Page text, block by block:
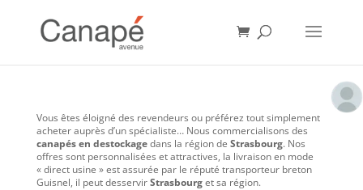
Vous êtes éloigné des revendeurs ou préférez tout simplement
acheter auprès d’un spécialiste… Nous commercialisons des
canapés en destockagedans la région de Strasbourg. Nos
offres sont personnalisées et attractives, la livraison en mode
« direct usine » est assurée par le réputé transporteur breton
Guisnel, il peut desservirStrasbourget sa région.